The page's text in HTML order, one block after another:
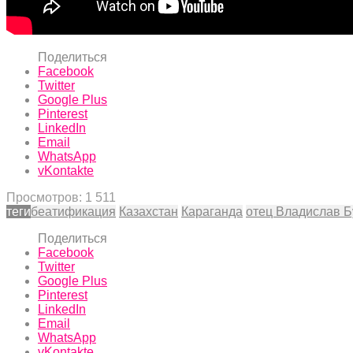
Поделиться
Facebook
Twitter
Google Plus
Pinterest
LinkedIn
Email
WhatsApp
vKontakte
Просмотров: 1 511
тегибеатификация Казахстан Караганда отец Владислав
Поделиться
Facebook
Twitter
Google Plus
Pinterest
LinkedIn
Email
WhatsApp